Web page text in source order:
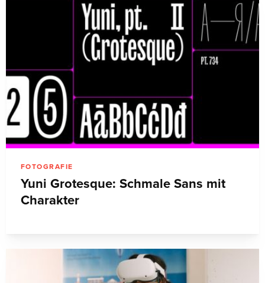
FOTOGRAFIE
Yuni Grotesque: Schmale Sans mit
Charakter